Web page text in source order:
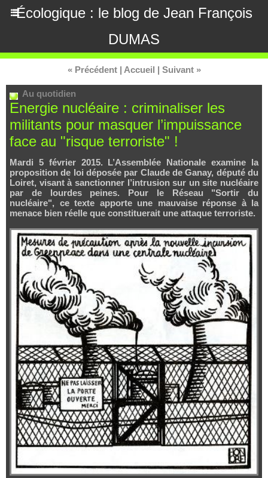
Écologique : le blog de Jean François
DUMAS
« Précédent | Accueil | Suivant »
Au quotidien
Energie nucléaire : criminaliser les
militants pour masquer l’impuissance
face au "risque terroriste" !
Mardi 5 février 2015. L’Assemblée Nationale examine la
proposition de loi déposée par Claude de Ganay, député du
Loiret, visant à sanctionner l’intrusion sur un site nucléaire
par de lourdes peines. Pour le Réseau "Sortir du
nucléaire", ce texte apporte une mauvaise réponse à la
menace bien réelle que constituerait une attaque terroriste.